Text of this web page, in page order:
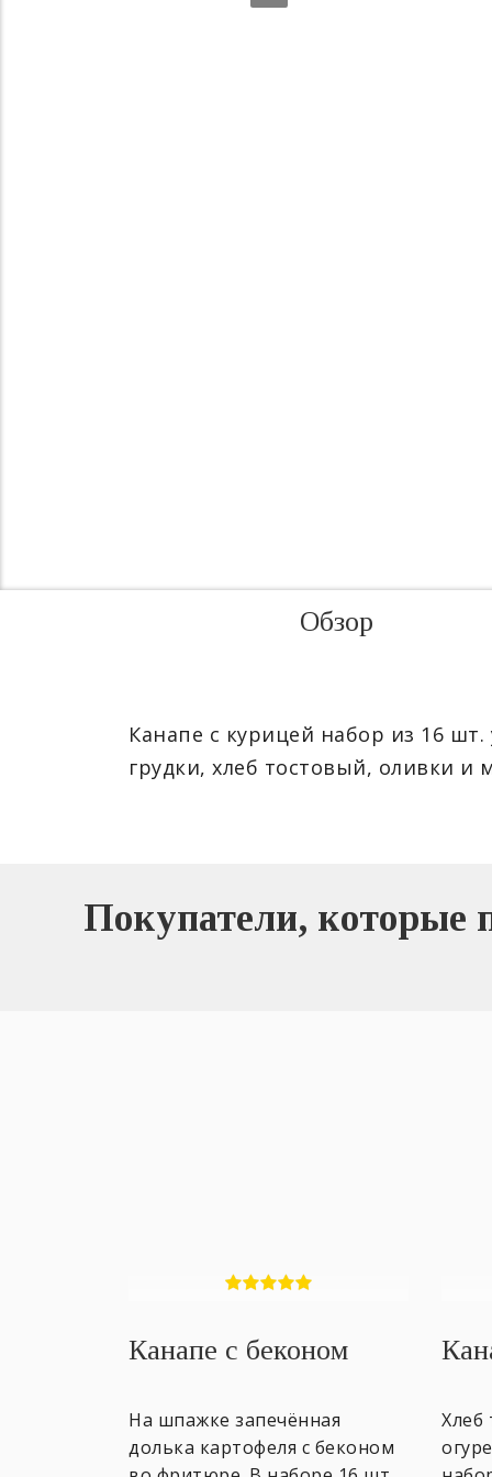
Обзор
Канапе с курицей набор из 16
грудки, хлеб тостовый, оливки и
Покупатели, которые
Канапе с беконом
На шпажке запечённая
долька картофеля с беконом
Хлеб